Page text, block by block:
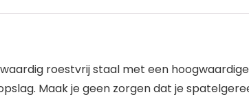
roestvrij staal met een
Maak je geen zorgen dat je